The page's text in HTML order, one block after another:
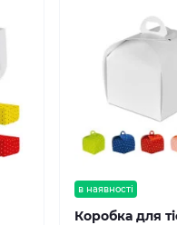
в наявності
Коробка для